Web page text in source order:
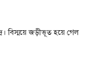
বিস্ময়ে জড়ীভূত হয়ে গেল